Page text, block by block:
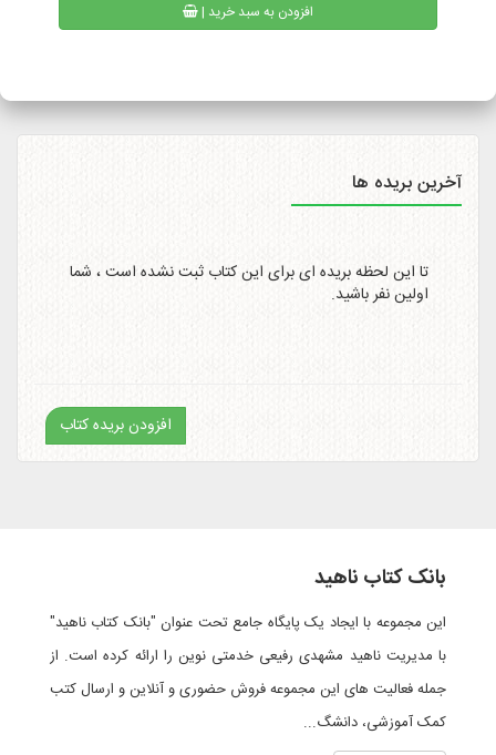
همیچنین امکان پیگیری وضعیت سفارشات پست پیشتاز از طریق
رقمی میسر است.
| افزودن به سبد خرید
آخرین بریده ها
تا این لحظه بریده ای برای این کتاب ثبت نشده است ، شما
اولین نفر باشید.
افزودن بریده کتاب
بانک کتاب ناهید
این مجموعه با ایجاد یک پایگاه جامع تحت عنوان "بانک کتاب ناهید"
با مدیریت ناهید مشهدی رفیعی خدمتی نوین را ارائه کرده است. از
جمله فعالیت های این مجموعه فروش حضوری و آنلاین و ارسال کتب
کمک آموزشی، دانشگ...